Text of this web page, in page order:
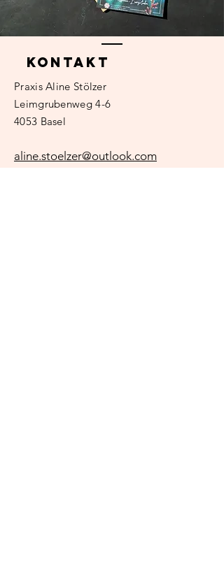
Kontakt
PraxisAline Stölzer
Leimgrubenweg 4-6
4053 Basel
aline.stoelzer@outlook.com